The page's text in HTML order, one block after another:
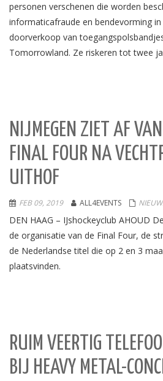
personen verschenen die worden
informaticafraude en bendevorming
doorverkoop van
Tomorrowland. Ze riskeren tot twee
NIJMEGEN ZIET AF
FINAL FOUR NA
UITHOF
FEB 09, 2019 ALL4EVENTS
DEN HAAG – IJshockeyclub AHOUD
de organisatie van de Final Four, de
de Nederlandse titel die op 2 en 3
plaatsvinden.
RUIM VEERTIG
BIJ HEAVY METAL-